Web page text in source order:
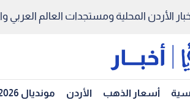
الأردن المحلية ومستجدات العالم العربي
أسعار الذهب الأردن مونديال 2026